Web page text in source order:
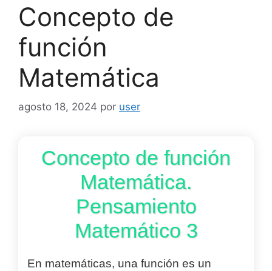
Concepto de
función
Matemática
agosto 18, 2024 por user
Concepto de función
Matemática.
Pensamiento
Matemático 3
En matemáticas, una función es un